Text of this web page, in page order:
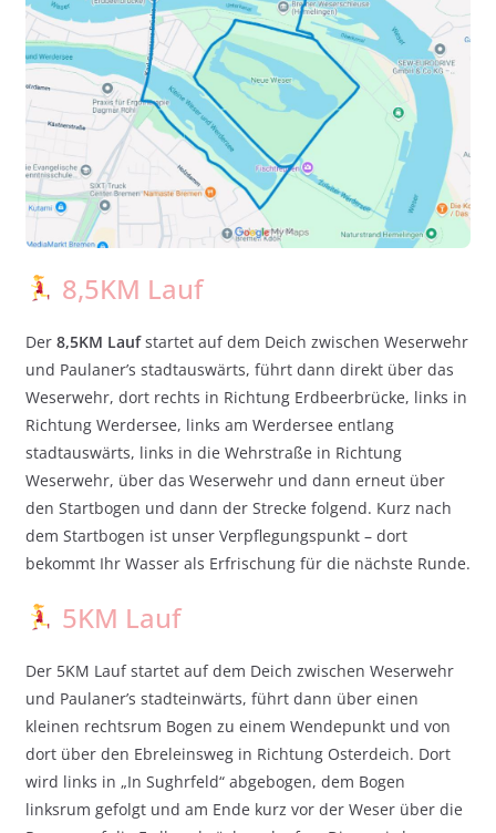
8,5KM Lauf
Der 8,5KM Laufstartet auf dem Deich zwischen Weserwehr
und Paulaner’s stadtauswärts, führt dann direkt über das
Weserwehr, dort rechts in Richtung Erdbeerbrücke, links in
Richtung Werdersee, links am Werdersee entlang
stadtauswärts, links in die Wehrstraße in Richtung
Weserwehr, über das Weserwehr und dann erneut über
den Startbogen und dann der Strecke folgend. Kurz nach
dem Startbogen ist unser Verpflegungspunkt – dort
bekommt Ihr Wasser als Erfrischung für die nächste Runde.
5KM Lauf
Der 5KM Lauf startet auf dem Deich zwischen Weserwehr
und Paulaner’s stadteinwärts, führt dann über einen
kleinen rechtsrum Bogen zu einem Wendepunkt und von
dort über den Ebreleinsweg in Richtung Osterdeich. Dort
wird links in „In Sughrfeld“ abgebogen, dem Bogen
linksrum gefolgt und am Ende kurz vor der Weser über die